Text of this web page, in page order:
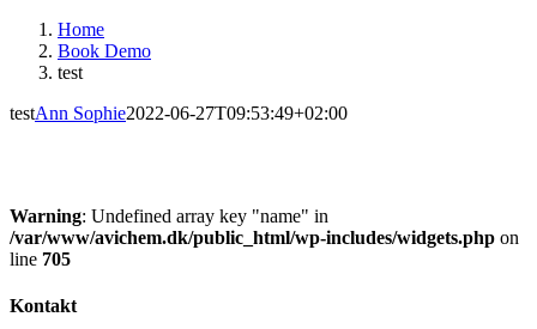
Home
Book Demo
test
testAnn Sophie2022-06-27T09:53:49+02:00
Warning: Undefined array key "name" in
/var/www/avichem.dk/public_html/wp-includes/widgets.php on
line 705
Kontakt